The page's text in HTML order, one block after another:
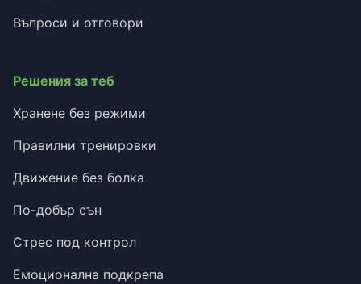
Въпроси и отговори
Решения за теб
Хранене без режими
Правилни тренировки
Движение без болка
По-добър сън
Стрес под контрол
Емоционална подкрепа